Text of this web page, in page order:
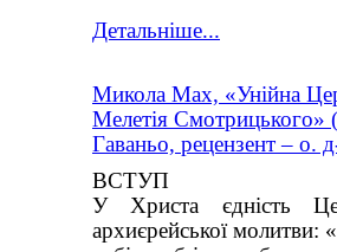
Детальніше...
Микола Мах, «Унійна
Мелетія Смотрицького»
Гаваньо, рецензент – о.
ВСТУП
У Христа єдність
архиєрейської молитви: